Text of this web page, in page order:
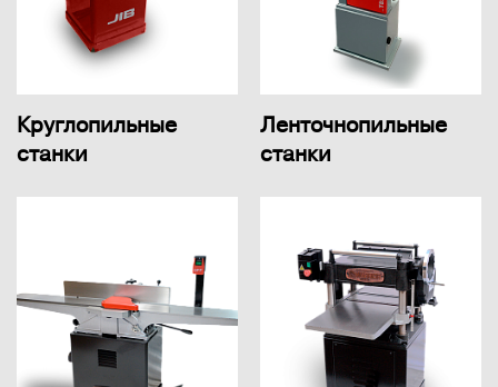
Круглопильные
станки
Ленточнопильные
станки